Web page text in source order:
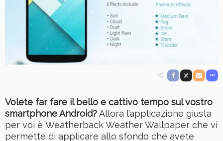
Volete far fare il bello e cattivo tempo sul vostro
smartphone Android?Allora l’applicazione giusta
per voi è Weatherback Weather Wallpaper che vi
permette di applicare allo sfondo che avete